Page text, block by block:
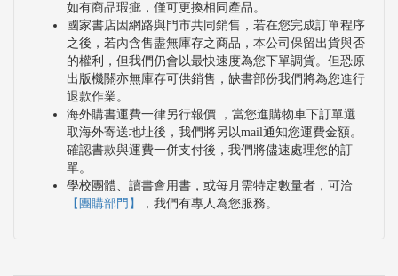
如有商品瑕疵，僅可更換相同產品。
國家書店因網路與門市共同銷售，若在您完成訂單程序
之後，若內含售盡無庫存之商品，本公司保留出貨與否
的權利，但我們仍會以最快速度為您下單調貨。但恐原
出版機關亦無庫存可供銷售，缺書部份我們將為您進行
退款作業。
海外購書運費一律另行報價 ，當您進購物車下訂單選
取海外寄送地址後，我們將另以mail通知您運費金額。
確認書款與運費一併支付後，我們將儘速處理您的訂
單。
學校團體、讀書會用書，或每月需特定數量者，可洽
【團購部門】
，我們有專人為您服務。